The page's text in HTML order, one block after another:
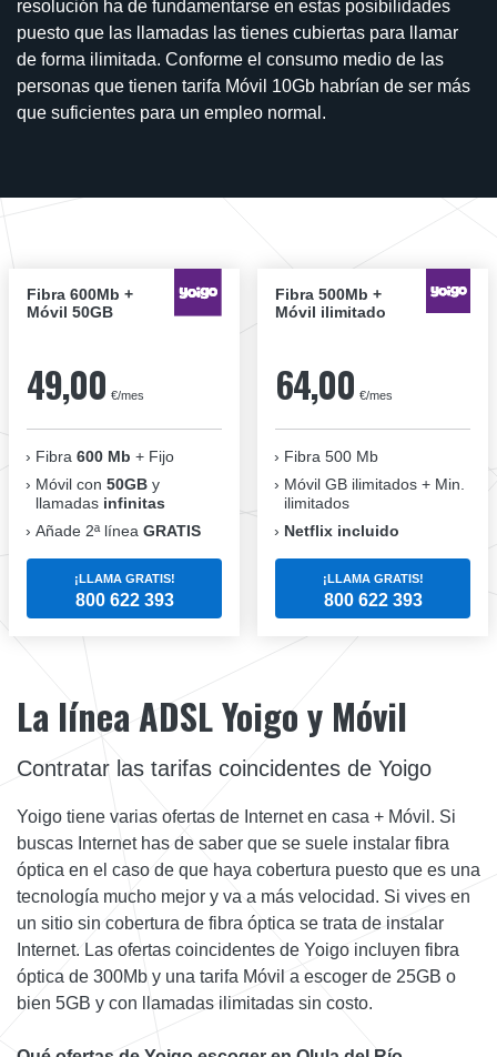
resolución ha de fundamentarse en estas posibilidades
puesto que las llamadas las tienes cubiertas para llamar
de forma ilimitada. Conforme el consumo medio de las
personas que tienen tarifa Móvil 10Gb habrían de ser más
que suficientes para un empleo normal.
Fibra 600Mb +
Móvil 50GB
49,00 €/mes
Fibra 600 Mb + Fijo
Móvil con 50GB y
llamadas infinitas
Añade 2ª línea GRATIS
¡LLAMA GRATIS!
800 622 393
Fibra 500Mb +
Móvil ilimitado
64,00 €/mes
Fibra 500 Mb
Móvil GB ilimitados + Min.
ilimitados
Netflix incluido
¡LLAMA GRATIS!
800 622 393
La línea ADSL Yoigo y Móvil
Contratar las tarifas coincidentes de Yoigo
Yoigo tiene varias ofertas de Internet en casa + Móvil. Si
buscas Internet has de saber que se suele instalar fibra
óptica en el caso de que haya cobertura puesto que es una
tecnología mucho mejor y va a más velocidad. Si vives en
un sitio sin cobertura de fibra óptica se trata de instalar
Internet. Las ofertas coincidentes de Yoigo incluyen fibra
óptica de 300Mb y una tarifa Móvil a escoger de 25GB o
bien 5GB y con llamadas ilimitadas sin costo.